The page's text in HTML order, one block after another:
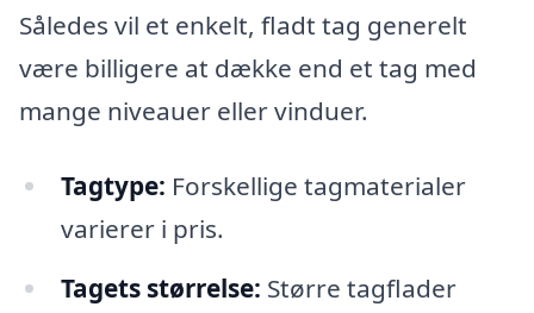
Således vil et enkelt, fladt tag generelt
være billigere at dække end et tag med
mange niveauer eller vinduer.
Tagtype: Forskellige tagmaterialer
varierer i pris.
Tagets størrelse: Større tagflader